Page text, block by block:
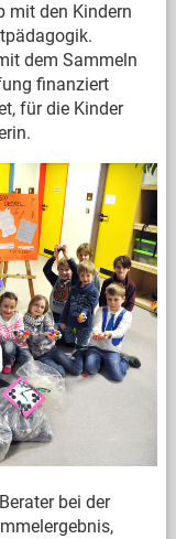
mit den Kindern
dem Sammeln
finanziert
für die Kinder
bei der